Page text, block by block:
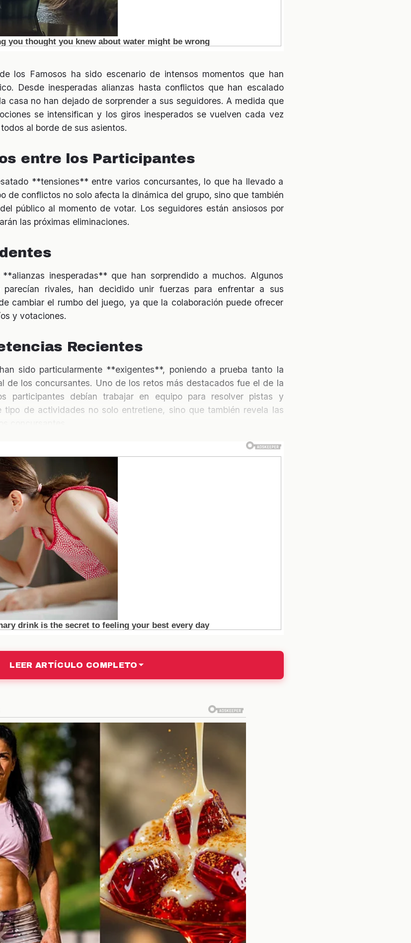
los Famosos ha sido escenario de intensos momentos que han
Desde inesperadas alianzas hasta conflictos que han escalado
casa no han dejado de sorprender a sus seguidores. A medida que
se intensifican y los giros inesperados se vuelven cada vez
al borde de sus asientos.
entre los Participantes
**tensiones** entre varios concursantes, lo que ha llevado a
de conflictos no solo afecta la dinámica del grupo, sino que también
público al momento de votar. Los seguidores están ansiosos por
las próximas eliminaciones.
inesperadas** que han sorprendido a muchos. Algunos
parecían rivales, han decidido unir fuerzas para enfrentar a sus
cambiar el rumbo del juego, ya que la colaboración puede ofrecer
y votaciones.
Recientes
sido particularmente **exigentes**, poniendo a prueba tanto la
de los concursantes. Uno de los retos más destacados fue el de la
participantes debían trabajar en equipo para resolver pistas y
tipo de actividades no solo entretiene, sino que también revela las
Sociales
se ha visto reflejado en las **redes sociales**, donde los fans
Hashtags como #CasaDeLosFamosos y #DramaEnLaCasa
un gran debate sobre las estrategias de los participantes. La
de cómo el público percibe cada situación.
el Futuro
y la posibilidad de eliminaciones sorpresivas, las
Los espectadores están ansiosos por ver cómo se desarrollarán
y qué nuevas sorpresas les deparará la producción. Cada
que el anterior, manteniendo a la audiencia pegada a sus
sido diversas tras los últimos acontecimientos en la Casa de los
en momentos clave. Las redes sociales se han inundado de
han ganado popularidad rápidamente.
de la Semana
**momentos memorables** que han dejado huella en la audiencia.
dos concursantes que habían tenido conflictos previos.
inesperada victoria para el menos favorecido.
los participantes compartieron sus miedos y aspiraciones.
sino que también humanizan a los concursantes, permitiendo
ellos.
Influencers
en la cobertura de la Casa de los Famosos ha crecido
han comenzado a comentar en tiempo real lo que sucede en la
LEER ARTÍCULO COMPLETO